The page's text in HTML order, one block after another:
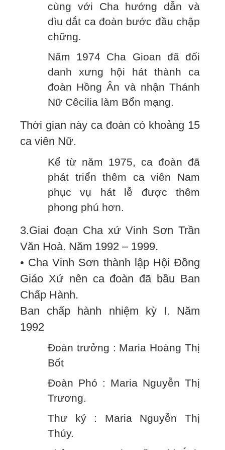
cùng với Cha hướng dẫn và
dìu dắt ca đoàn bước đầu chập
chững.
Năm 1974 Cha Gioan đã đổi
danh xưng hội hát thành ca
đoàn Hồng Ân và nhận Thánh
Nữ Cêcilia làm Bổn mạng.
Thời gian này ca đoàn có khoảng 15
ca viên Nữ.
Kể từ năm 1975, ca đoàn đã
phát triển thêm ca viên Nam
phục vụ hát lễ được thêm
phong phú hơn.
3.Giai đoạn Cha xứ Vinh Sơn Trần
Văn Hoà. Năm 1992 – 1999.
• Cha Vinh Sơn thành lập Hội Đồng
Giáo Xứ nên ca đoàn đã bầu Ban
Chấp Hành.
Ban chấp hành nhiệm kỳ I. Năm
1992
Đoàn trưởng : Maria Hoàng Thị
Bốt
Đoàn Phó : Maria Nguyễn Thị
Trương.
Thư ký : Maria Nguyễn Thị
Thúy.